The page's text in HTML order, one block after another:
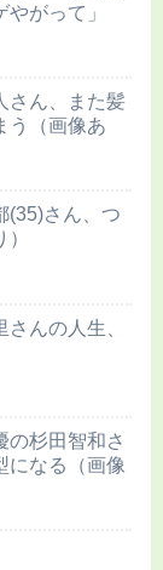
がって」
さん、また髪
う（画像あ
(35)さん、つ
さんの人生、
の杉田智和さ
になる（画像